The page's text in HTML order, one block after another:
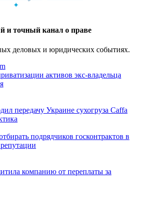
и точный канал о праве
деловых и юридических событиях.
активов экс-владельца
передачу Украине сухогруза Caffa
подрядчиков госконтрактов в
компанию от переплаты за